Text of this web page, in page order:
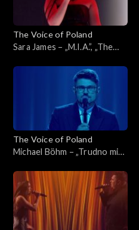
The Voice of Poland
Sara James – „M.I.A.”, „The
listopada 2025
The Voice of Poland
Michael Böhm – „Trudno mi
Poland”, Live 2, 15 listopada
2025